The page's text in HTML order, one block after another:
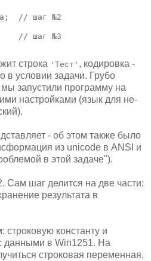
// шаг №2
// шаг №3
строка 'Тест' , кодировка -
в условии задачи. Грубо
мы запустили программу на
настройками (язык для не-
- об этом также было
из unicode в ANSI и
в этой задаче").
шаг делится на две части:
результата в
константу и
данными в Win1251. На
строковая переменная.